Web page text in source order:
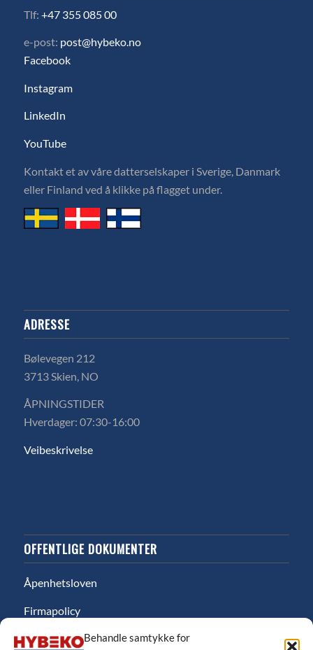
Behandle samtykke for
Tlf: +47 355 085 00
e-post: post@hybeko.no
Facebook
Instagram
LinkedIn
YouTube
Kontakt et av våre datterselskaper i Sverige, Danmark
eller Finland ved å klikke på flagget under.
ADRESSE
Bølevegen 212
3713 Skien, NO
ÅPNINGSTIDER
Hverdager: 07:30-16:00
Veibeskrivelse
OFFENTLIGE DOKUMENTER
Åpenhetsloven
Firmapolicy
Miljø